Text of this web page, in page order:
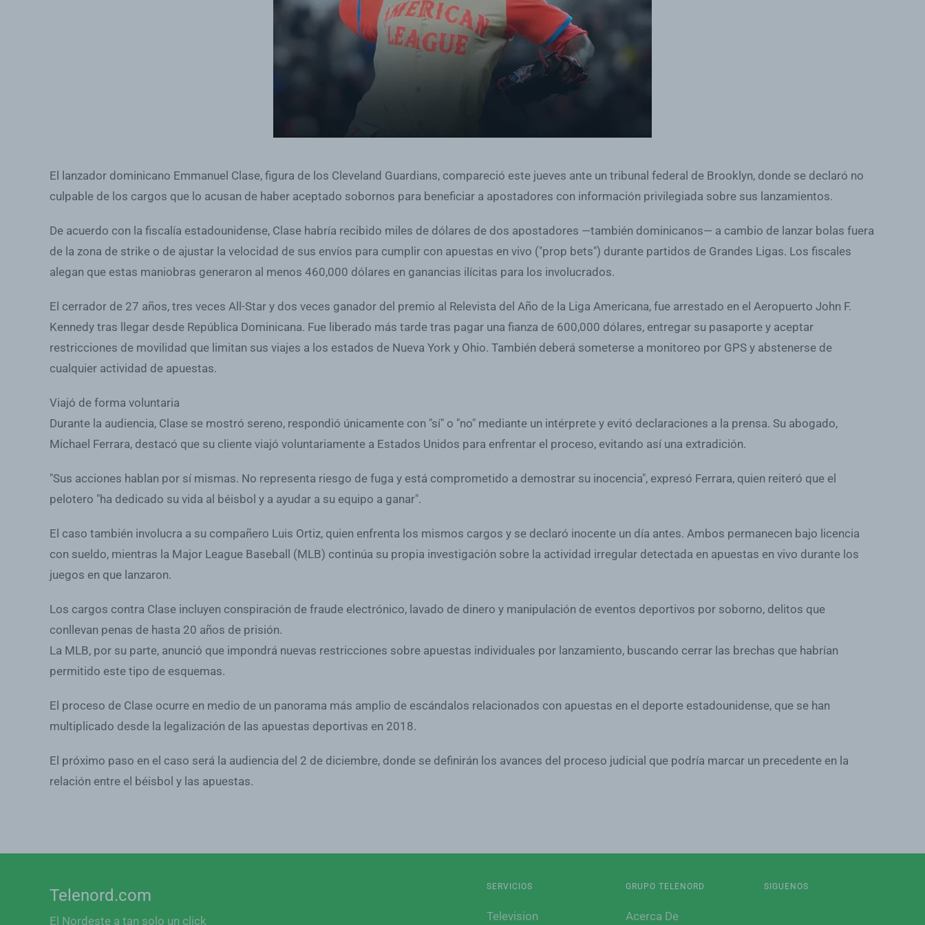
El lanzador dominicano Emmanuel Clase, figura de los Cleveland Guardians, compareció este jueves ante un tribunal federal de Brooklyn, donde se declaró no
culpable de los cargos que lo acusan de haber aceptado sobornos para beneficiar a apostadores con información privilegiada sobre sus lanzamientos.
De acuerdo con la fiscalía estadounidense, Clase habría recibido miles de dólares de dos apostadores —también dominicanos— a cambio de lanzar bolas fuera
de la zona de strike o de ajustar la velocidad de sus envíos para cumplir con apuestas en vivo ("prop bets") durante partidos de Grandes Ligas. Los fiscales
alegan que estas maniobras generaron al menos 460,000 dólares en ganancias ilícitas para los involucrados.
El cerrador de 27 años, tres veces All-Star y dos veces ganador del premio al Relevista del Año de la Liga Americana, fue arrestado en el Aeropuerto John F.
Kennedy tras llegar desde República Dominicana. Fue liberado más tarde tras pagar una fianza de 600,000 dólares, entregar su pasaporte y aceptar
restricciones de movilidad que limitan sus viajes a los estados de Nueva York y Ohio. También deberá someterse a monitoreo por GPS y abstenerse de
cualquier actividad de apuestas.
Viajó de forma voluntaria
Durante la audiencia, Clase se mostró sereno, respondió únicamente con "sí" o "no" mediante un intérprete y evitó declaraciones a la prensa. Su abogado,
Michael Ferrara, destacó que su cliente viajó voluntariamente a Estados Unidos para enfrentar el proceso, evitando así una extradición.
"Sus acciones hablan por sí mismas. No representa riesgo de fuga y está comprometido a demostrar su inocencia", expresó Ferrara, quien reiteró que el
pelotero "ha dedicado su vida al béisbol y a ayudar a su equipo a ganar".
El caso también involucra a su compañero Luis Ortiz, quien enfrenta los mismos cargos y se declaró inocente un día antes. Ambos permanecen bajo licencia
con sueldo, mientras la Major League Baseball (MLB) continúa su propia investigación sobre la actividad irregular detectada en apuestas en vivo durante los
juegos en que lanzaron.
Los cargos contra Clase incluyen conspiración de fraude electrónico, lavado de dinero y manipulación de eventos deportivos por soborno, delitos que
conllevan penas de hasta 20 años de prisión.
La MLB, por su parte, anunció que impondrá nuevas restricciones sobre apuestas individuales por lanzamiento, buscando cerrar las brechas que habrían
permitido este tipo de esquemas.
El proceso de Clase ocurre en medio de un panorama más amplio de escándalos relacionados con apuestas en el deporte estadounidense, que se han
multiplicado desde la legalización de las apuestas deportivas en 2018.
El próximo paso en el caso será la audiencia del 2 de diciembre, donde se definirán los avances del proceso judicial que podría marcar un precedente en la
relación entre el béisbol y las apuestas.
Telenord.com
El Nordeste a tan solo un click
SERVICIOS
Television
GRUPO TELENORD
Acerca De
SIGUENOS